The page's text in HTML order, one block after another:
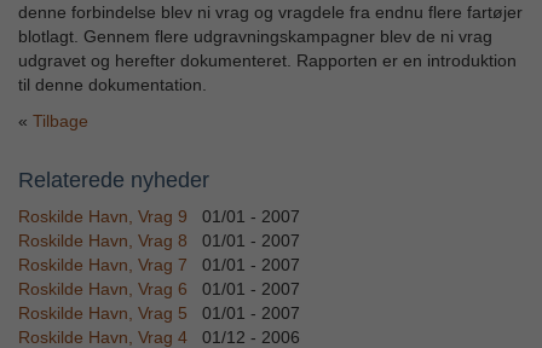
denne forbindelse blev ni vrag og vragdele fra endnu flere fartøjer
blotlagt. Gennem flere udgravningskampagner blev de ni vrag
udgravet og herefter dokumenteret. Rapporten er en introduktion
til denne dokumentation.
Tilbage
Relaterede nyheder
Roskilde Havn, Vrag 9
01/01 - 2007
Roskilde Havn, Vrag 8
01/01 - 2007
Roskilde Havn, Vrag 7
01/01 - 2007
Roskilde Havn, Vrag 6
01/01 - 2007
Roskilde Havn, Vrag 5
01/01 - 2007
Roskilde Havn, Vrag 4
01/12 - 2006